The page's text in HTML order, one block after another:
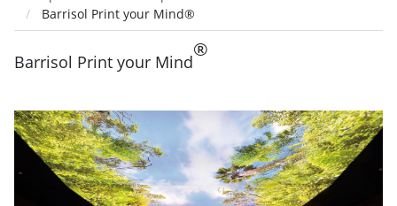
Barrisol Print your Mind®
Barrisol Print your Mind
®